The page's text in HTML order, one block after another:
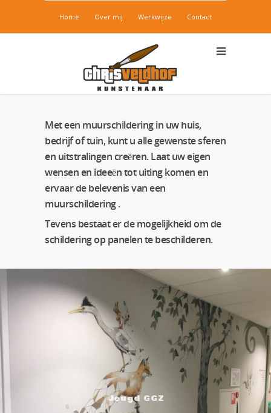
Home Over mij Werkwijze Contact
Met een muurschildering in uw huis,
bedrijf of tuin, kunt u alle gewenste sferen
en uitstralingen creëren. Laat uw eigen
wensen en ideeën tot uiting komen en
ervaar de belevenis van een
muurschildering .
Tevens bestaat er de mogelijkheid om de
schildering op panelen te beschilderen.
Jeugd GGZ